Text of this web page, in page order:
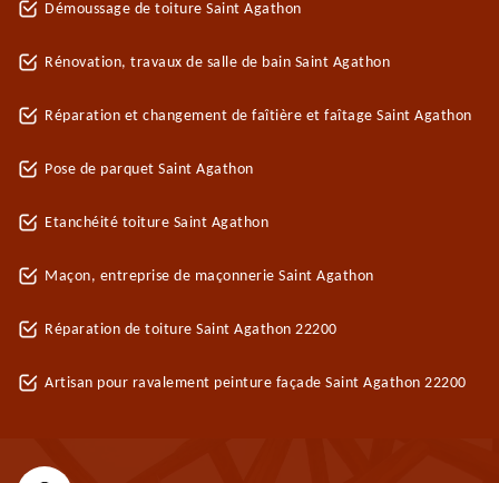
Démoussage de toiture Saint Agathon
Rénovation, travaux de salle de bain Saint Agathon
Réparation et changement de faîtière et faîtage Saint Agathon
Pose de parquet Saint Agathon
Etanchéité toiture Saint Agathon
Maçon, entreprise de maçonnerie Saint Agathon
Réparation de toiture Saint Agathon 22200
Artisan pour ravalement peinture façade Saint Agathon 22200